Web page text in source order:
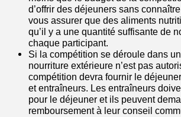
d’offrir des déjeuners sans
vous assurer que des aliments
qu’il y a une quantité suffisante de
chaque participant.
Si la compétition se déroule dans
nourriture extérieure n’est pas
compétition devra fournir le
et entraîneurs. Les entraîneurs
pour le déjeuner et ils peuvent
remboursement à leur conseil